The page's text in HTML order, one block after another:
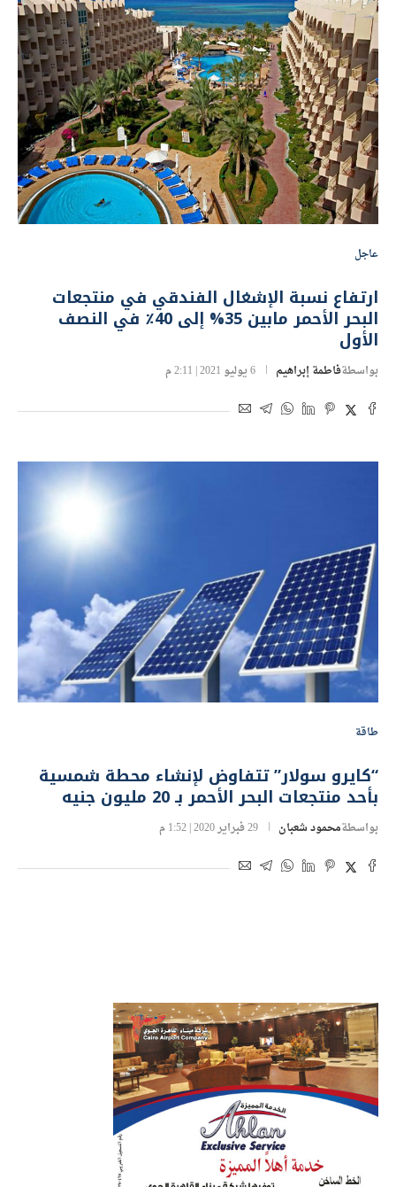
عاجل
ارتفاع نسبة الإشغال الفندقي في منتجعات
البحر الأحمر مابين 35% إلى 40٪ في النصف
الأول
بواسطةفاطمة إبراهيم 6 يوليو 2021 | 2:11 م
طاقة
“كايرو سولار” تتفاوض لإنشاء محطة شمسية
بأحد منتجعات البحر الأحمر بـ 20 مليون جنيه
بواسطةمحمود شعبان 29 فبراير 2020 | 1:52 م